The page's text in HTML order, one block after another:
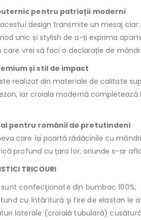
pentru patrioții moderni
design transmite un mesaj
unic și stylish de a-ți exprima
care vrei să faci o declarație de
și stil de impact
realizat din materiale de calitate
iar croiala modernă
pentru românii de pretutindeni
care își poartă rădăcinile cu
profund cu țara lor, oriunde s-ar
TRICOURI
confecţionate din bumbac 100%;
cu întăritură şi fire de elastan le
laterale (croială tubulară)